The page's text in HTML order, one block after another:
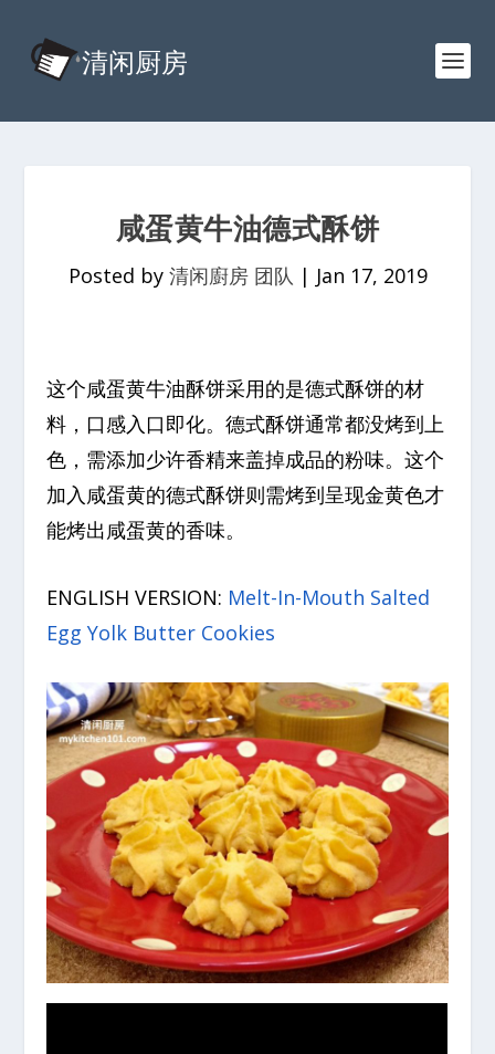
咸蛋黄牛油德式酥饼
Posted by 清闲廚房 团队 | Jan 17, 2019
这个咸蛋黄牛油酥饼采用的是德式酥饼的材
料，口感入口即化。德式酥饼通常都没烤到上
色，需添加少许香精来盖掉成品的粉味。这个
加入咸蛋黄的德式酥饼则需烤到呈现金黄色才
能烤出咸蛋黄的香味。
ENGLISH VERSION: Melt-In-Mouth Salted
Egg Yolk Butter Cookies